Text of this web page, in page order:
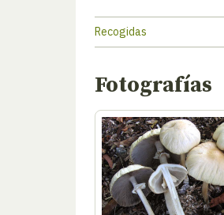
Recogidas
Fotografías